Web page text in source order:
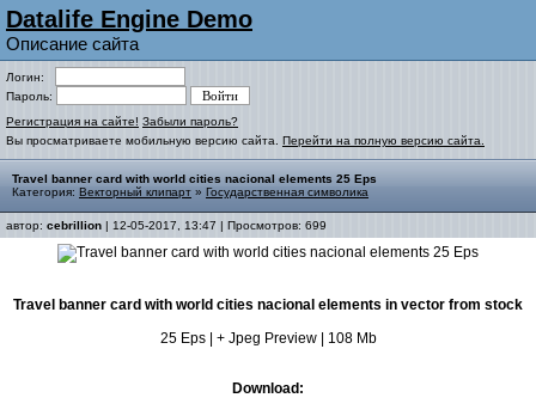
Datalife Engine Demo
Описание сайта
Логин:
Пароль:
Регистрация на сайте! Забыли пароль?
Вы просматриваете мобильную версию сайта. Перейти на полную версию сайта.
Travel banner card with world cities nacional elements 25 Eps
Категория: Векторный клипарт » Государственная символика
автор: cebrillion | 12-05-2017, 13:47 | Просмотров: 699
Travel banner card with world cities nacional elements in vector from stock
25 Eps | + Jpeg Preview | 108 Mb
Download: